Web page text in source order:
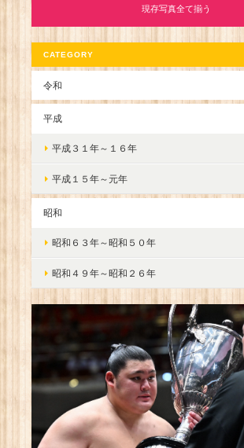
現存写真全て揃う
CATEGORY
令和
平成
平成３１年～１６年
平成１５年～元年
昭和
昭和６３年～昭和５０年
昭和４９年～昭和２６年